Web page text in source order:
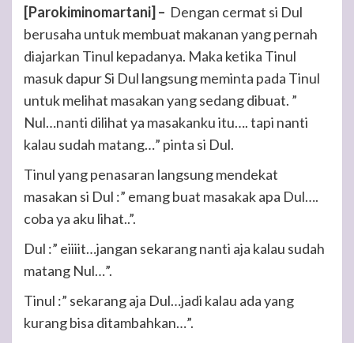
[Parokiminomartani] – Dengan cermat si Dul
berusaha untuk membuat makanan yang pernah
diajarkan Tinul kepadanya. Maka ketika Tinul
masuk dapur Si Dul langsung meminta pada Tinul
untuk melihat masakan yang sedang dibuat. ”
Nul…nanti dilihat ya masakanku itu…. tapi nanti
kalau sudah matang…” pinta si Dul.
Tinul yang penasaran langsung mendekat
masakan si Dul :” emang buat masakak apa Dul….
coba ya aku lihat..”.
Dul :” eiiiit…jangan sekarang nanti aja kalau sudah
matang Nul…”.
Tinul :” sekarang aja Dul…jadi kalau ada yang
kurang bisa ditambahkan…”.